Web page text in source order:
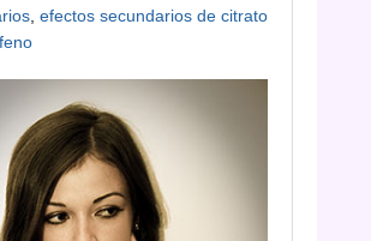
, efectos secundarios de citrato